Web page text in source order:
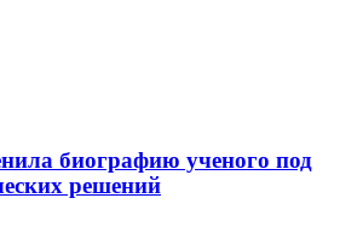
биографию ученого под
решений